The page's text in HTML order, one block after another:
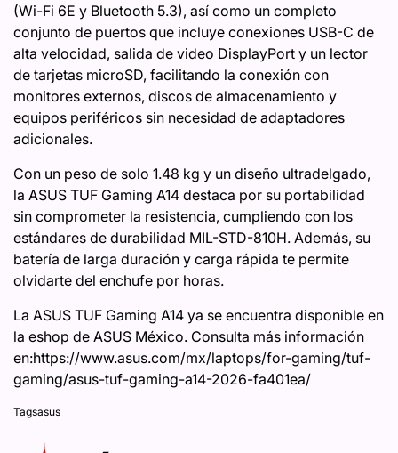
(Wi-Fi 6E y Bluetooth 5.3), así como un completo
conjunto de puertos que incluye conexiones USB-C de
alta velocidad, salida de video DisplayPort y un lector
de tarjetas microSD, facilitando la conexión con
monitores externos, discos de almacenamiento y
equipos periféricos sin necesidad de adaptadores
adicionales.
Con un peso de solo 1.48 kg y un diseño ultradelgado,
la ASUS TUF Gaming A14 destaca por su portabilidad
sin comprometer la resistencia, cumpliendo con los
estándares de durabilidad MIL-STD-810H. Además, su
batería de larga duración y carga rápida te permite
olvidarte del enchufe por horas.
La ASUS TUF Gaming A14 ya se encuentra disponible en
la eshop de ASUS México. Consulta más información
en:https://www.asus.com/mx/laptops/for-gaming/tuf-
gaming/asus-tuf-gaming-a14-2026-fa401ea/
Tagsasus